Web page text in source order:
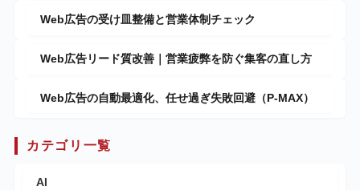
Web広告の受け皿整備と営業体制チェック
Web広告リード質改善｜営業疲弊を防ぐ集客の直し方
Web広告の自動最適化、任せ過ぎ失敗回避（P-MAX）
カテゴリ一覧
AI